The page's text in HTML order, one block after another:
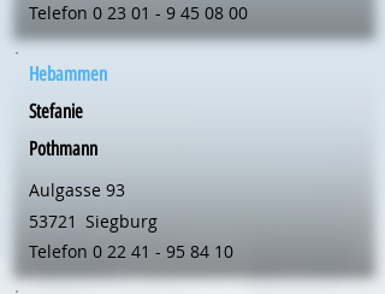
Telefon 0 23 01 - 9 45 08 00
Hebammen
Stefanie
Pothmann
Aulgasse 93
53721 Siegburg
Telefon 0 22 41 - 95 84 10